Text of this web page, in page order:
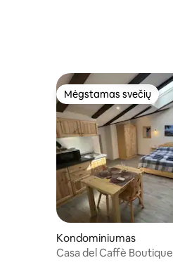
Mėgstamas svečių
Mėgstamas svečių
Kondominiumas
Casa del Caffè Boutique